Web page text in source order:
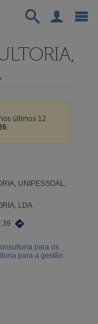
últimos 12
.
UNIPESSOAL,
LDA
39
para os
para a gestão